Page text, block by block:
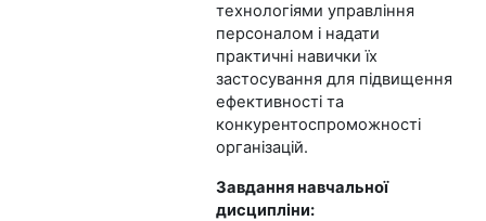
технологіями управління
персоналом і надати
практичні навички їх
застосування для підвищення
ефективності та
конкурентоспроможності
організацій.
Завдання навчальної
дисципліни: